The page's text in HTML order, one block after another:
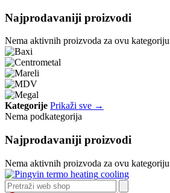
Najprodavaniji proizvodi
Nema aktivnih proizvoda za ovu kategoriju
Kategorije Prikaži sve →
Nema podkategorija
Najprodavaniji proizvodi
Nema aktivnih proizvoda za ovu kategoriju
heating cooling